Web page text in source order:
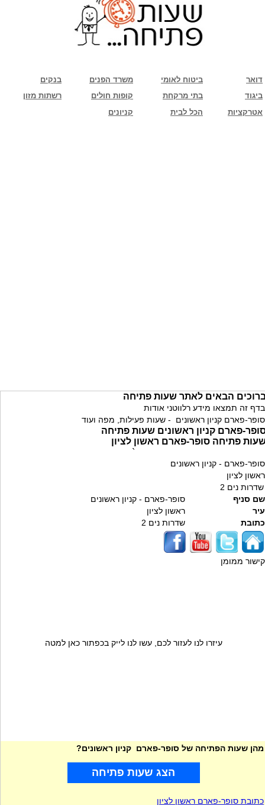
בנקים משרד הפנים ביטוח לאומי
דואר
רשתות מזון
קופות חולים בתי מרקחת
ביגוד
קניונים
הכל לבית אטרקציות
הבאים לאתר שעות פתיחה
בדף זה תמצאו מידע רלווטני אודות
סופר-פארם קניון ראשונים - שעות פעילות, מפה ועוד
פארם קניון ראשונים שעות פתיחה
פתיחה סופר-פארם ראשון לציון
`
סופר-פארם - קניון ראשונים
ראשון לציון
שדרות נים 2
שם סניף
סופר-פארם - קניון ראשונים
עיר
ראשון לציון
כתובת
שדרות נים 2
קישור ממומן
עיזרו לנו לעזור לכם, עשו לנו לייק בכפתור כאן למטה
מהן שעות הפתיחה של סופר-פארם קניון ראשונים?
הצג שעות פתיחה
כתובת סופר-פארם ראשון לציון